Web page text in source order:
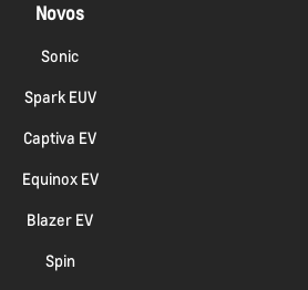
Novos
Sonic
Spark EUV
Captiva EV
Equinox EV
Blazer EV
Spin